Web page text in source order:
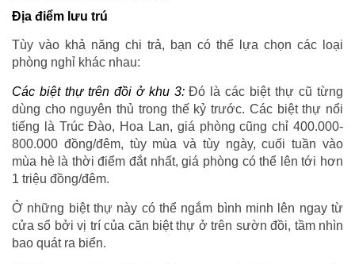
Địa điểm lưu trú
Tùy vào khả năng chi trả, bạn có thể lựa chọn các loại
phòng nghỉ khác nhau:
Các biệt thự trên đồi ở khu 3:Đó là các biệt thự cũ từng
dùng cho nguyên thủ trong thế kỷ trước. Các biệt thự nổi
tiếng là Trúc Đào, Hoa Lan, giá phòng cũng chỉ 400.000-
800.000 đồng/đêm, tùy mùa và tùy ngày, cuối tuần vào
mùa hè là thời điểm đắt nhất, giá phòng có thể lên tới hơn
1 triệu đồng/đêm.
Ở những biệt thự này có thể ngắm bình minh lên ngay từ
cửa sổ bởi vị trí của căn biệt thự ở trên sườn đồi, tầm nhìn
bao quát ra biển.